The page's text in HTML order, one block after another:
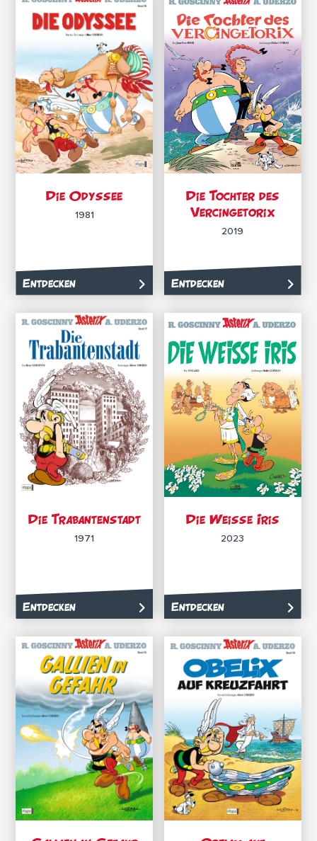
Die Odyssee
1981
Entdecken
Die Tochter des
Vercingetorix
2019
Entdecken
Die Trabantenstadt
1971
Entdecken
Die Weisse Iris
2023
Entdecken